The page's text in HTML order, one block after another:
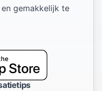
gemakkelijk te